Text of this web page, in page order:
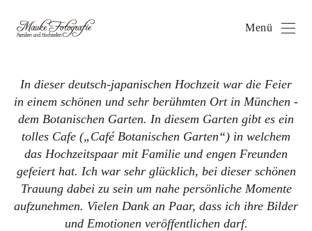
Menü
In dieser deutsch-japanischen Hochzeit war die Feier
in einem schönen und sehr berühmten Ort in München -
dem Botanischen Garten. In diesem Garten gibt es ein
tolles Cafe („Café Botanischen Garten“) in welchem
das Hochzeitspaar mit Familie und engen Freunden
gefeiert hat. Ich war sehr glücklich, bei dieser schönen
Trauung dabei zu sein um nahe persönliche Momente
aufzunehmen. Vielen Dank an Paar, dass ich ihre Bilder
und Emotionen veröffentlichen darf.